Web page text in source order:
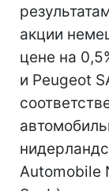
акции
цене на
и Peugeot
Automobile